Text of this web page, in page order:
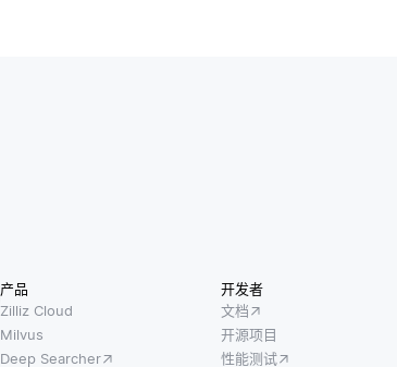
产品
Zilliz Cloud
Milvus
Deep Searcher
开发者
文档
开源项目
性能测试